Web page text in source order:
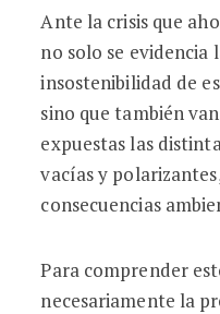
Ante la crisis que
no solo se evidencia
insostenibilidad de
sino que también
expuestas las
vacías y
consecuencias
Para comprender
necesariamente la